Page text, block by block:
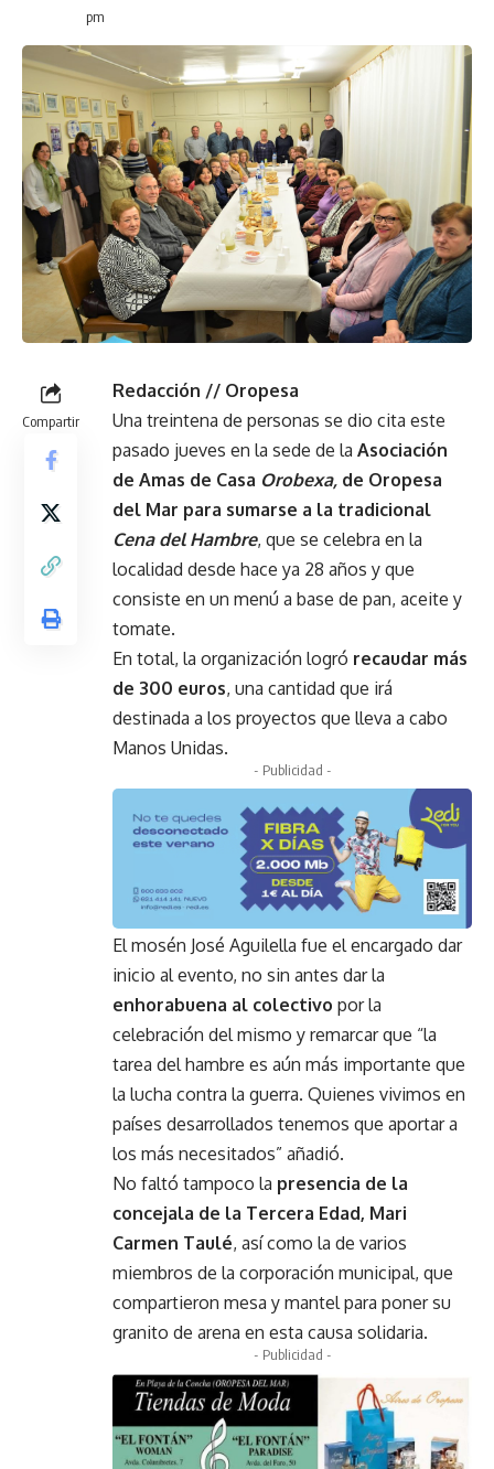
pm
Compartir
Redacción // Oropesa
Una treintena de personas se dio cita este
pasado jueves en la sede de la Asociación
de Amas de Casa Orobexa, de Oropesa
del Mar para sumarse a la tradicional
Cena del Hambre, que se celebra en la
localidad desde hace ya 28 años y que
consiste en un menú a base de pan, aceite y
tomate.
En total, la organización logró recaudar más
de 300 euros, una cantidad que irá
destinada a los proyectos que lleva a cabo
Manos Unidas.
- Publicidad -
El mosén José Aguilella fue el encargado dar
inicio al evento, no sin antes dar la
enhorabuena al colectivo por la
celebración del mismo y remarcar que “la
tarea del hambre es aún más importante que
la lucha contra la guerra. Quienes vivimos en
países desarrollados tenemos que aportar a
los más necesitados” añadió.
No faltó tampoco la presencia de la
concejala de la Tercera Edad, Mari
Carmen Taulé, así como la de varios
miembros de la corporación municipal, que
compartieron mesa y mantel para poner su
granito de arena en esta causa solidaria.
- Publicidad -